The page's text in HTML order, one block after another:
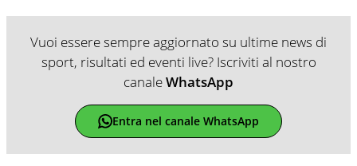
Vuoi essere sempre aggiornato su ultime news di
sport, risultati ed eventi live? Iscriviti al nostro
canaleWhatsApp
Entra nel canale WhatsApp